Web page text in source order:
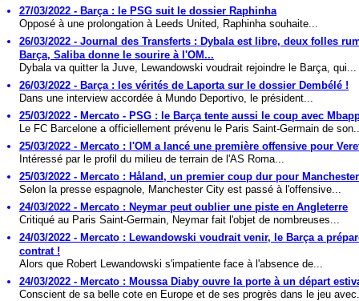
27/03/2022 - Barça : le PSG suit le dossier Raphinha
Opposé à une prolongation à Leeds United, Raphinha souhaite...
26/03/2022 - Journal des Transferts : Dybala est libre, deux folles
Barça, Saliba donne le sourire à l'OM...
Dybala va quitter la Juve, Lewandowski voudrait rejoindre le Barça, qui...
26/03/2022 - Barça : les vérités de Laporta sur le dossier Dembélé !
Dans une interview accordée à Mundo Deportivo, le président...
25/03/2022 - Mercato - PSG : le Barça tente aussi le coup avec
Le FC Barcelone a officiellement prévenu le Paris Saint-Germain de
25/03/2022 - Mercato : l'OM a lancé une première offensive pour
Intéressé par le profil du milieu de terrain de l'AS Roma...
25/03/2022 - Mercato : Håland, un premier coup dur pour
Selon la presse espagnole, Manchester City est passé à l'offensive...
24/03/2022 - Mercato : Neymar peut oublier une piste en Angleterre
Critiqué au Paris Saint-Germain, Neymar fait l'objet de nombreuses...
24/03/2022 - Mercato : Lewandowski voudrait venir, le Barça a
contrat !
Alors que Robert Lewandowski s'impatiente face à l'absence de...
24/03/2022 - Mercato : Moussa Diaby ouvre la porte à un départ
Conscient de sa belle cote en Europe et de ses progrès dans le jeu